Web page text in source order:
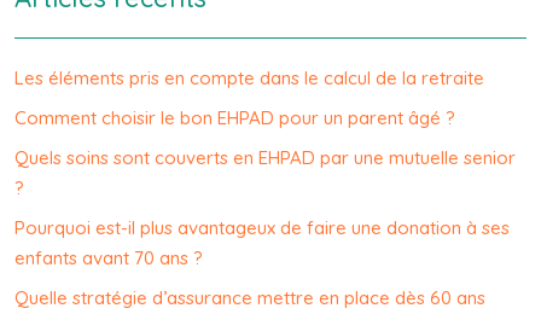
Les éléments pris en compte dans le calcul de la retraite
Comment choisir le bon EHPAD pour un parent âgé ?
Quels soins sont couverts en EHPAD par une mutuelle senior
?
Pourquoi est-il plus avantageux de faire une donation à ses
enfants avant 70 ans ?
Quelle stratégie d’assurance mettre en place dès 60 ans